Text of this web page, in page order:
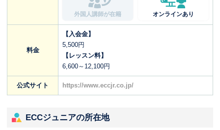
外国人講師が在籍 オンラインあり
料金
【入会金】
5,500円
【レッスン料】
6,600～12,100円
公式サイト https://www.eccjr.co.jp/
ECCジュニアの所在地